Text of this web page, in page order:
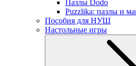
Пазлы Dodo
Puzzlika: пазлы и
Пособия для НУШ
Настольные игры